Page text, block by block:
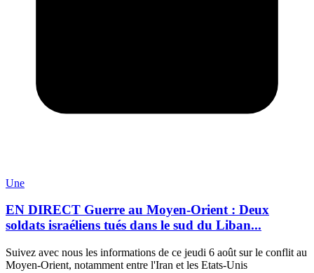
Une
EN DIRECT Guerre au Moyen-Orient : Deux
soldats israéliens tués dans le sud du Liban...
Suivez avec nous les informations de ce jeudi 6 août sur le conflit au
Moyen-Orient, notamment entre l'Iran et les Etats-Unis